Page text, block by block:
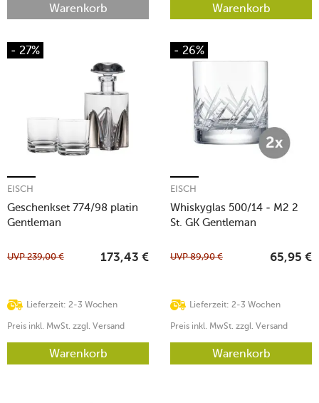
Warenkorb Warenkorb
- 27%
Geschenkset 774/98 platin
Gentleman
EISCH
Lieferzeit: 2-3 Wochen
UVP239,00 € 173,43 €
Preis inkl. MwSt. zzgl. Versand
Warenkorb
- 26%
Whiskyglas 500/14 - M2 2
St. GK Gentleman
EISCH
Lieferzeit: 2-3 Wochen
UVP89,90 € 65,95 €
Preis inkl. MwSt. zzgl. Versand
Warenkorb